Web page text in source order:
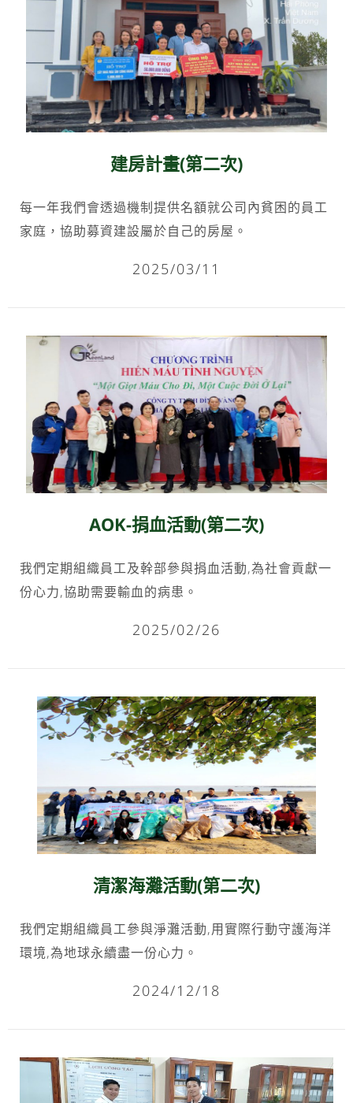
建房計畫(第二次)
每一年我們會透過機制提供名額就公司內貧困的員工
家庭，協助募資建設屬於自己的房屋。
2025/03/11
AOK-捐血活動(第二次)
我們定期組織員工及幹部參與捐血活動,為社會貢獻一
份心力,協助需要輸血的病患。
2025/02/26
清潔海灘活動(第二次)
我們定期組織員工參與淨灘活動,用實際行動守護海洋
環境,為地球永續盡一份心力。
2024/12/18